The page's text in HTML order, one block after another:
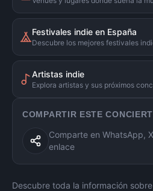
Festivales indie en España
Descubre los mejores festivales
Artistas indie
Explora artistas y sus próximos
COMPARTIR ESTE
Comparte en WhatsApp,
enlace
Descubre toda la información